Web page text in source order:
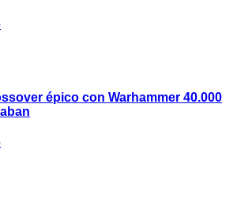
épico con Warhammer 40.000